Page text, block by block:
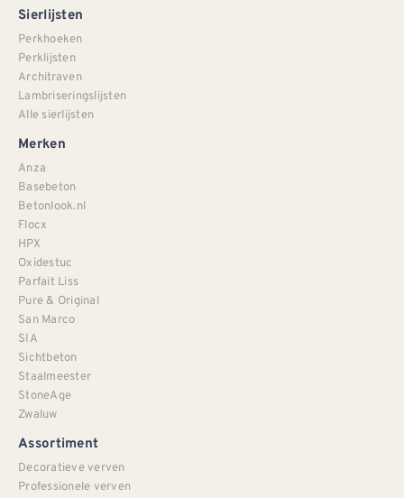
Sierlijsten
Perkhoeken
Perklijsten
Architraven
Lambriseringslijsten
Alle sierlijsten
Merken
Anza
Basebeton
Betonlook.nl
Flocx
HPX
Oxidestuc
Parfait Liss
Pure & Original
San Marco
SIA
Sichtbeton
Staalmeester
StoneAge
Zwaluw
Assortiment
Decoratieve verven
Professionele verven